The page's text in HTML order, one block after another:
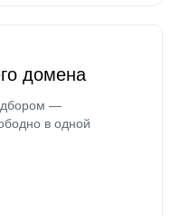
домена
—
в одной